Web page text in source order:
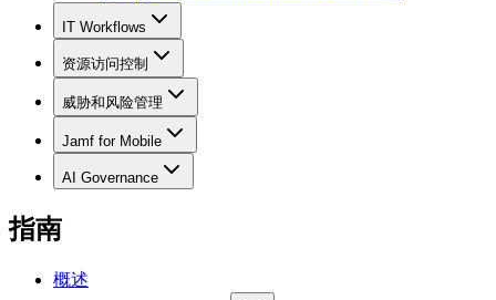
IT Workflows
资源访问控制
威胁和风险管理
Jamf for Mobile
AI Governance
指南
概述